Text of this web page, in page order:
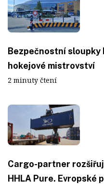
Bezpečnostní sloupky
hokejové mistrovství
2 minuty čtení
Cargo-partner
HHLA Pure. Evropské